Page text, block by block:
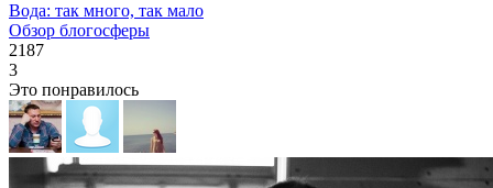
Вода: так много, так мало
Обзор блогосферы
2187
3
Это понравилось